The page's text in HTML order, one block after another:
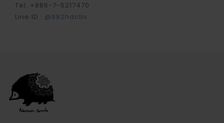
Tel. +886-7-5217470
Line ID : @682hdcbx